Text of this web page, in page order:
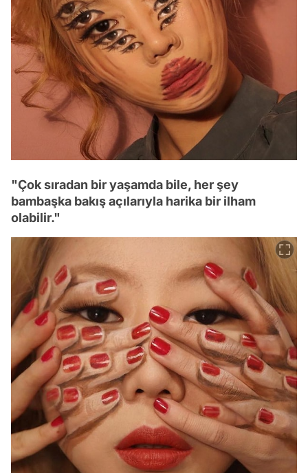
"Çok sıradan bir yaşamda bile, her şey
bambaşka bakış açılarıyla harika bir ilham
olabilir."